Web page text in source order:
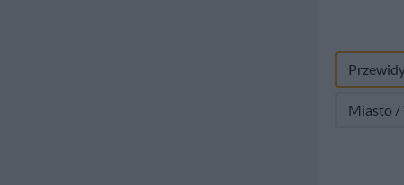
Miasto /